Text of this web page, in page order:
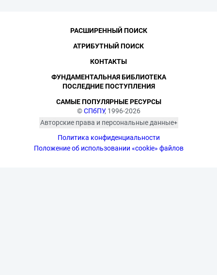
©СПбПУ, 1996-2026
Авторские права и персональные данные
изображённых лиц в соответствии
с требованиями законодательства
Политика конфиденциальности
Положение об использовании «cookie» файлов
РАСШИРЕННЫЙ ПОИСК
АТРИБУТНЫЙ ПОИСК
КОНТАКТЫ
ФУНДАМЕНТАЛЬНАЯ БИБЛИОТЕКА
ПОСЛЕДНИЕ ПОСТУПЛЕНИЯ
САМЫЕ ПОПУЛЯРНЫЕ РЕСУРСЫ